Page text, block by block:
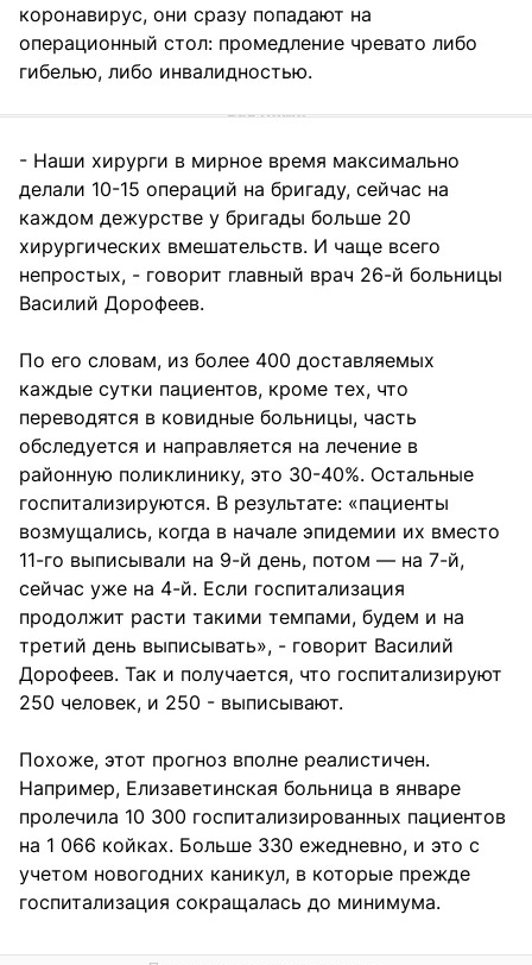
коронавирус, они сразу попадают на
операционный стол: промедление чревато либо
гибелью, либо инвалидностью.
- Наши хирурги в мирное время максимально
делали 10-15 операций на бригаду, сейчас на
каждом дежурстве у бригады больше 20
хирургических вмешательств. И чаще всего
непростых, - говорит главный врач 26-й больницы
Василий Дорофеев.
По его словам, из более 400 доставляемых
каждые сутки пациентов, кроме тех, что
переводятся в ковидные больницы, часть
обследуется и направляется на лечение в
районную поликлинику, это 30-40%. Остальные
госпитализируются. В результате: «пациенты
возмущались, когда в начале эпидемии их вместо
11-го выписывали на 9-й день, потом — на 7-й,
сейчас уже на 4-й. Если госпитализация
продолжит расти такими темпами, будем и на
третий день выписывать», - говорит Василий
Дорофеев. Так и получается, что госпитализируют
250 человек, и 250 - выписывают.
Похоже, этот прогноз вполне реалистичен.
Например, Елизаветинская больница в январе
пролечила 10 300 госпитализированных пациентов
на 1 066 койках. Больше 330 ежедневно, и это с
учетом новогодних каникул, в которые прежде
госпитализация сокращалась до минимума.